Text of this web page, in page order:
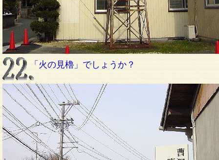
「火の見櫓」でしょうか？